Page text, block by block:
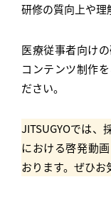
研修の質向上や理
医療従事者向け
コンテンツ制作
ださい。
JITSUGYOでは、
における啓発動
おります。ぜひお